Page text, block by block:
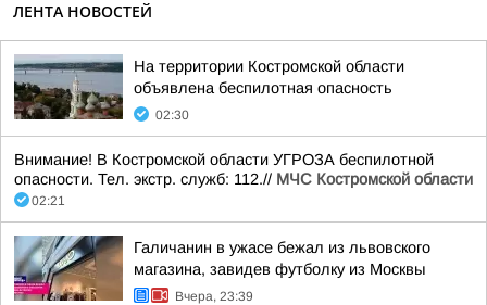
ЛЕНТА НОВОСТЕЙ
На территории Костромской области
объявлена беспилотная опасность
02:30
Внимание! В Костромской области УГРОЗА беспилотной
опасности. Тел. экстр. служб: 112.// МЧС Костромской области
02:21
Галичанин в ужасе бежал из львовского
магазина, завидев футболку из Москвы
Вчера, 23:39